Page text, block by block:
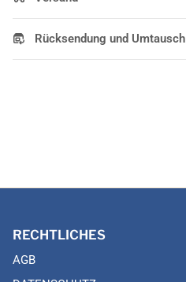
Rücksendung und Umtausch
RECHTLICHES
AGB